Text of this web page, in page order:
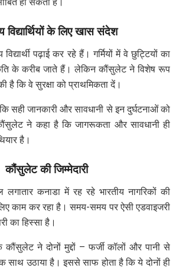
विद्यार्थियों के लिए खास संदेश
पढ़ाई कर रहे हैं। गर्मियों में वे छुट्टियों का
के करीब जाते हैं। लेकिन कौंसुलेट ने विशेष रूप
है कि वे सुरक्षा को प्राथमिकता दें।
सही जानकारी और सावधानी से इन दुर्घटनाओं को
ने कहा है कि जागरूकता और सावधानी ही
है।
कौंसुलेट की जिम्मेदारी
कनाडा में रह रहे भारतीय नागरिकों की
काम कर रहा है। समय-समय पर ऐसी एडवाइजरी
का हिस्सा है।
ने दोनों मुद्दों – फर्जी कॉलों और पानी से
साथ उठाया है। इससे साफ होता है कि ये दोनों ही